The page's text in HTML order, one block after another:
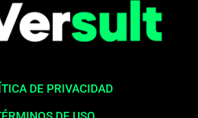
DE PRIVACIDAD